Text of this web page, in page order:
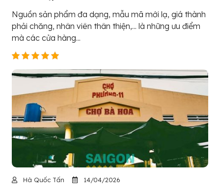
Nguồn sản phẩm đa dạng, mẫu mã mới lạ, giá thành
phải chăng, nhân viên thân thiện,... là những ưu điểm
mà các cửa hàng...
Hà Quốc Tấn 14/04/2026